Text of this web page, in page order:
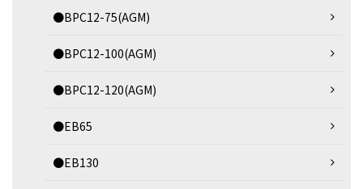
●BPC12-75(AGM)
●BPC12-100(AGM)
●BPC12-120(AGM)
●EB65
●EB130